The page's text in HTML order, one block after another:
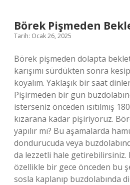
Börek Pişmeden
Tarih: Ocak 26, 2025
Börek pişmeden dolapta
karışımı sürdükten sonra
koyalım. Yaklaşık bir saat
Pişirmeden bir gün
isterseniz önceden ısıtılmış
kızarana kadar pişiriyoruz.
yapılır mı? Bu aşamalarda
dondurucuda veya
da lezzetli hale getirebilirsiniz.
özellikle bir gece önceden bu
sosla kaplanıp buzdolabında